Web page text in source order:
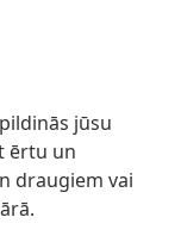
jūsu
ērtu un
draugiem vai